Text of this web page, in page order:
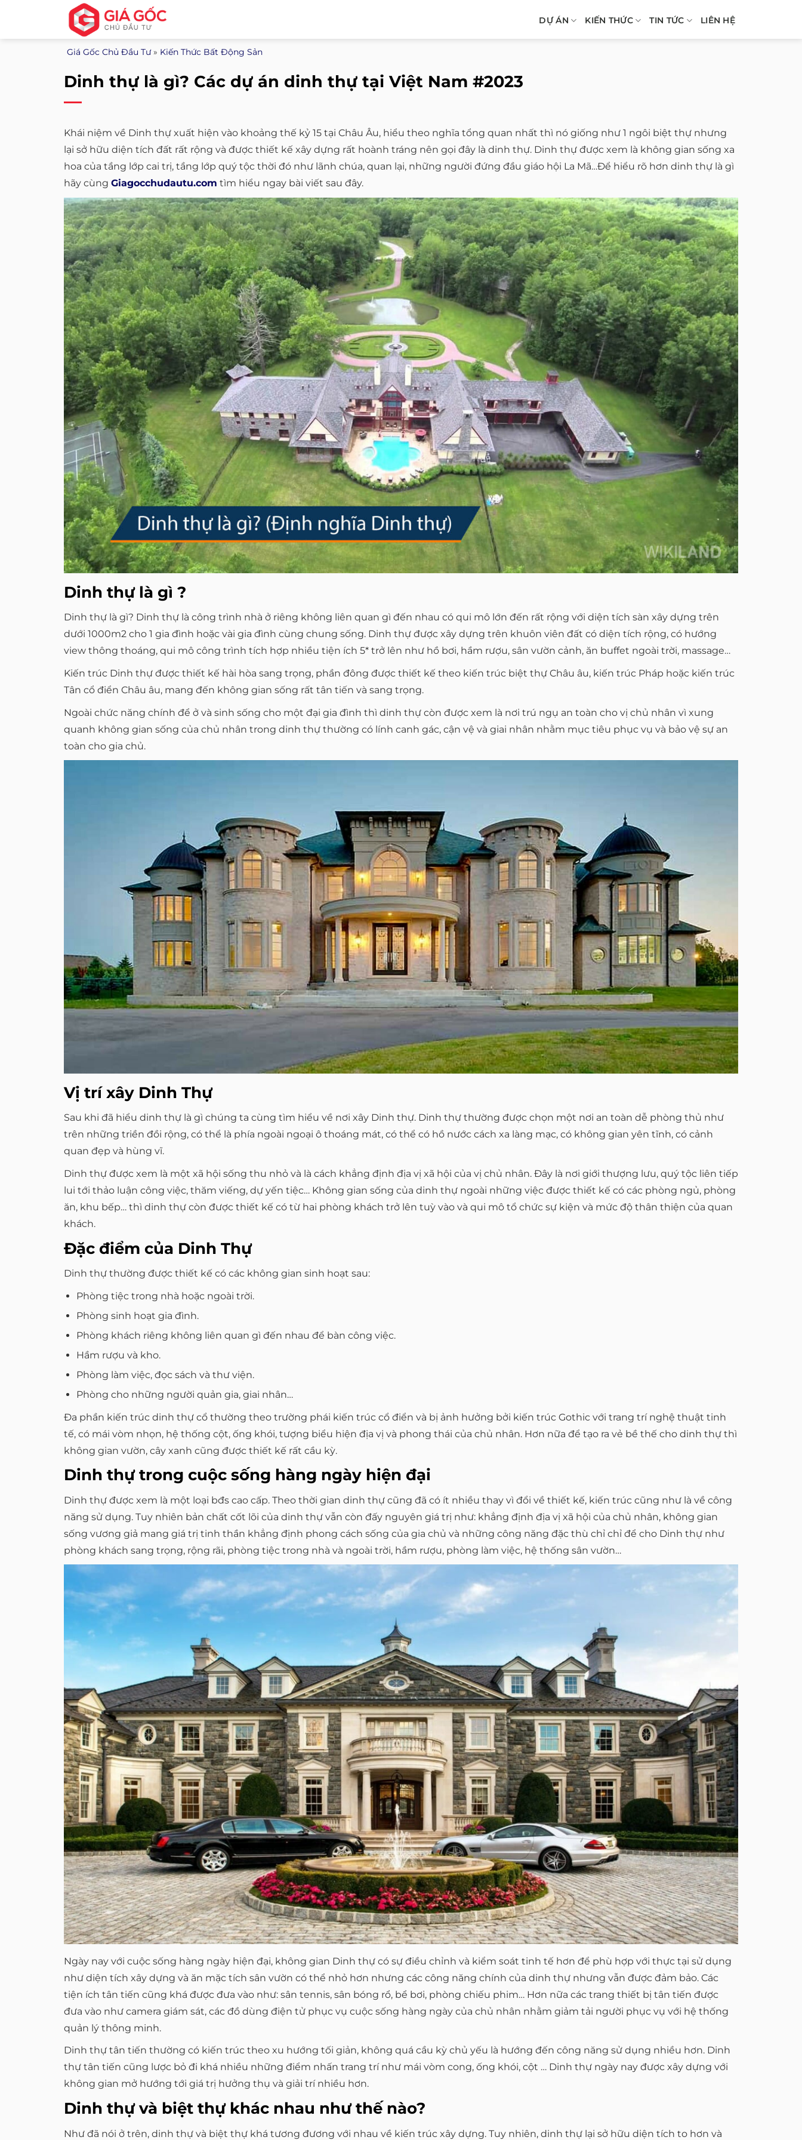
nội
DỰ ÁN KIẾN THỨC TIN TỨC LIÊN HỆ
Giá Gốc Chủ Đầu Tư» Kiến Thức Bất Động Sản
Dinh thự là gì? Các dự án dinh thự tại Việt Nam #2023
Khái niệm về Dinh thự xuất hiện vào khoảng thế kỷ 15 tại Châu Âu, hiểu theo nghĩa tổng quan nhất thì nó giống như 1 ngôi biệt thự nhưng
lại sở hữu diện tích đất rất rộng và được thiết kế xây dựng rất hoành tráng nên gọi đây là dinh thự. Dinh thự được xem là không gian sống xa
hoa của tầng lớp cai trị, tầng lớp quý tộc thời đó như lãnh chúa, quan lại, những người đứng đầu giáo hội La Mã…Để hiểu rõ hơn dinh thự là gì
hãy cùng Giagocchudautu.com tìm hiểu ngay bài viết sau đây.
Dinh thự là gì ?
Dinh thự là gì? Dinh thự là công trình nhà ở riêng không liên quan gì đến nhau có qui mô lớn đến rất rộng với diện tích sàn xây dựng trên
dưới 1000m2 cho 1 gia đình hoặc vài gia đình cùng chung sống. Dinh thự được xây dựng trên khuôn viên đất có diện tích rộng, có hướng
view thông thoáng, qui mô công trình tích hợp nhiều tiện ích 5* trở lên như hồ bơi, hầm rượu, sân vườn cảnh, ăn buffet ngoài trời, massage…
Kiến trúc Dinh thự được thiết kế hài hòa sang trọng, phần đông được thiết kế theo kiến trúc biệt thự Châu âu, kiến trúc Pháp hoặc kiến trúc
Tân cổ điển Châu âu, mang đến không gian sống rất tân tiến và sang trọng.
Ngoài chức năng chính để ở và sinh sống cho một đại gia đình thì dinh thự còn được xem là nơi trú ngụ an toàn cho vị chủ nhân vì xung
quanh không gian sống của chủ nhân trong dinh thự thường có lính canh gác, cận vệ và giai nhân nhằm mục tiêu phục vụ và bảo vệ sự an
toàn cho gia chủ.
Vị trí xây Dinh Thự
Sau khi đã hiểu dinh thự là gì chúng ta cùng tìm hiểu về nơi xây Dinh thự. Dinh thự thường được chọn một nơi an toàn dễ phòng thủ như
trên những triền đồi rộng, có thể là phía ngoài ngoại ô thoáng mát, có thể có hồ nước cách xa làng mạc, có không gian yên tĩnh, có cảnh
quan đẹp và hùng vĩ.
Dinh thự được xem là một xã hội sống thu nhỏ và là cách khẳng định địa vị xã hội của vị chủ nhân. Đây là nơi giới thượng lưu, quý tộc liên tiếp
lui tới thảo luận công việc, thăm viếng, dự yến tiệc… Không gian sống của dinh thự ngoài những việc được thiết kế có các phòng ngủ, phòng
ăn, khu bếp… thì dinh thự còn được thiết kế có từ hai phòng khách trở lên tuỳ vào và qui mô tổ chức sự kiện và mức độ thân thiện của quan
khách.
Đặc điểm của Dinh Thự
Dinh thự thường được thiết kế có các không gian sinh hoạt sau:
Phòng tiệc trong nhà hoặc ngoài trời.
Phòng sinh hoạt gia đình.
Phòng khách riêng không liên quan gì đến nhau để bàn công việc.
Hầm rượu và kho.
Phòng làm việc, đọc sách và thư viện.
Phòng cho những người quản gia, giai nhân…
Đa phần kiến trúc dinh thự cổ thường theo trường phái kiến trúc cổ điển và bị ảnh hưởng bởi kiến trúc Gothic với trang trí nghệ thuật tinh
tế, có mái vòm nhọn, hệ thống cột, ống khói, tượng biểu hiện địa vị và phong thái của chủ nhân. Hơn nữa để tạo ra vẻ bề thế cho dinh thự thì
không gian vườn, cây xanh cũng được thiết kế rất cầu kỳ.
Dinh thự trong cuộc sống hàng ngày hiện đại
Dinh thự được xem là một loại bđs cao cấp. Theo thời gian dinh thự cũng đã có ít nhiều thay vì đổi về thiết kế, kiến trúc cũng như là về công
năng sử dụng. Tuy nhiên bản chất cốt lõi của dinh thự vẫn còn đấy nguyên giá trị như: khẳng định địa vị xã hội của chủ nhân, không gian
sống vương giả mang giá trị tinh thần khẳng định phong cách sống của gia chủ và những công năng đặc thù chỉ chỉ để cho Dinh thự như
phòng khách sang trọng, rộng rãi, phòng tiệc trong nhà và ngoài trời, hầm rượu, phòng làm việc, hệ thống sân vườn…
Ngày nay với cuộc sống hàng ngày hiện đại, không gian Dinh thự có sự điều chỉnh và kiểm soát tinh tế hơn để phù hợp với thực tại sử dụng
như diện tích xây dựng và ăn mặc tích sân vườn có thể nhỏ hơn nhưng các công năng chính của dinh thự nhưng vẫn được đảm bảo. Các
tiện ích tân tiến cũng khá được đưa vào như: sân tennis, sân bóng rổ, bể bơi, phòng chiếu phim… Hơn nữa các trang thiết bị tân tiến được
đưa vào như camera giám sát, các đồ dùng điện tử phục vụ cuộc sống hàng ngày của chủ nhân nhằm giảm tải người phục vụ với hệ thống
quản lý thông minh.
Dinh thự tân tiến thường có kiến trúc theo xu hướng tối giản, không quá cầu kỳ chủ yếu là hướng đến công năng sử dụng nhiều hơn. Dinh
thự tân tiến cũng lược bỏ đi khá nhiều những điểm nhấn trang trí như mái vòm cong, ống khói, cột … Dinh thự ngày nay được xây dựng với
không gian mở hướng tới giá trị hưởng thụ và giải trí nhiều hơn.
Dinh thự và biệt thự khác nhau như thế nào?
Như đã nói ở trên, dinh thự và biệt thự khá tương đương với nhau về kiến trúc xây dựng. Tuy nhiên, dinh thự lại sở hữu diện tích to hơn và